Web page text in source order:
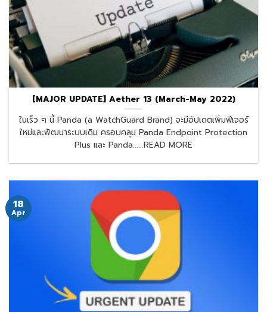
[MAJOR UPDATE] Aether 13 (March-May 2022)
ในเร็ว ๆ นี้ Panda (a WatchGuard Brand) จะมีอัปเดตเพิ่มฟีเจอร์
ใหม่และพัฒนาระบบเดิม ครอบคลุม Panda Endpoint Protection
Plus และ Panda......READ MORE
18
Apr